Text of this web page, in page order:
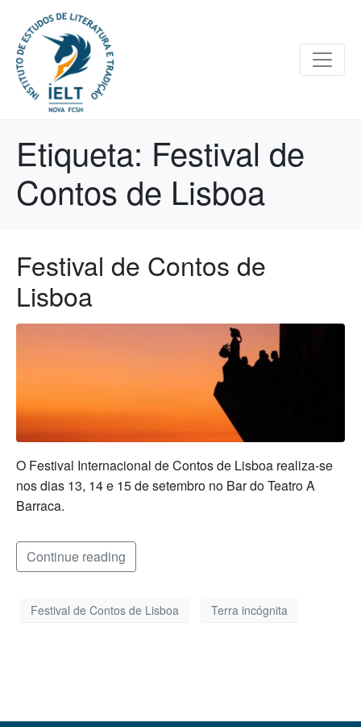
Etiqueta: Festival de
Contos de Lisboa
Festival de Contos de
Lisboa
O Festival Internacional de Contos de Lisboa realiza-se
nos dias 13, 14 e 15 de setembro no Bar do Teatro A
Barraca.
Continue reading
Festival de Contos de Lisboa Terra incógnita